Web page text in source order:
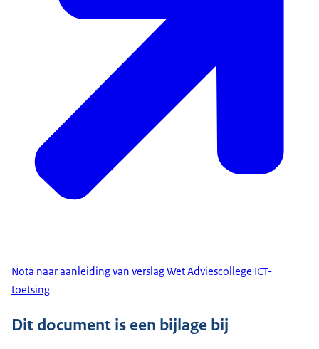
Nota naar aanleiding van verslag Wet Adviescollege ICT-
toetsing
Dit document is een bijlage bij